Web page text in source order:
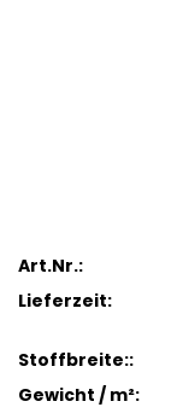
Art.Nr.:
Lieferzeit:
Stoffbreite::
Gewicht / m²: